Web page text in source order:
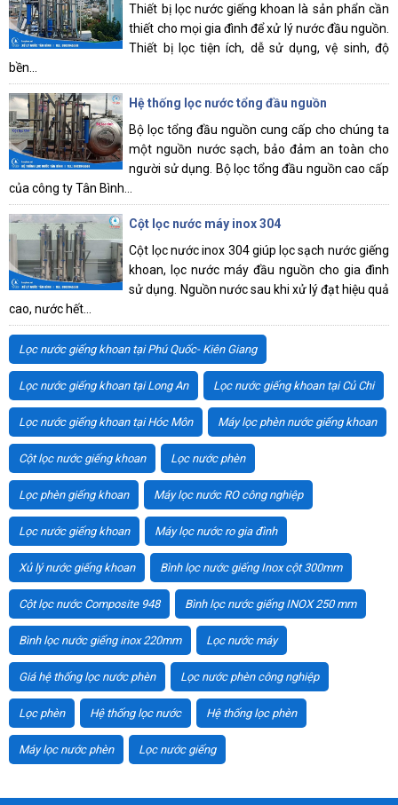
Thiết bị lọc nước giếng khoan là sản phẩn cần
thiết cho mọi gia đình để xử lý nước đầu nguồn.
Thiết bị lọc tiện ích, dễ sử dụng, vệ sinh, độ
bền...
Hệ thống lọc nước tổng đầu nguồn
Bộ lọc tổng đầu nguồn cung cấp cho chúng ta
một nguồn nước sạch, bảo đảm an toàn cho
người sử dụng. Bộ lọc tổng đầu nguồn cao cấp
của công ty Tân Bình...
Cột lọc nước máy inox 304
Cột lọc nước inox 304 giúp lọc sạch nước giếng
khoan, lọc nước máy đầu nguồn cho gia đình
sử dụng. Nguồn nước sau khi xử lý đạt hiệu quả
cao, nước hết...
Lọc nước giếng khoan tại Phú Quốc- Kiên Giang
Lọc nước giếng khoan tại Long An Lọc nước giếng khoan tại Củ Chi
Lọc nước giếng khoan tại Hóc Môn Máy lọc phèn nước giếng khoan
Cột lọc nước giếng khoan Lọc nước phèn
Lọc phèn giếng khoan Máy lọc nước RO công nghiệp
Lọc nước giếng khoan Máy lọc nước ro gia đình
Xủ lý nước giếng khoan Bình lọc nước giếng Inox cột 300mm
Cột lọc nước Composite 948 Bình lọc nước giếng INOX 250 mm
Bình lọc nước giếng inox 220mm Lọc nước máy
Giá hệ thống lọc nước phèn Lọc nước phèn công nghiệp
Lọc phèn Hệ thống lọc nước Hệ thống lọc phèn
Máy lọc nước phèn Lọc nước giếng